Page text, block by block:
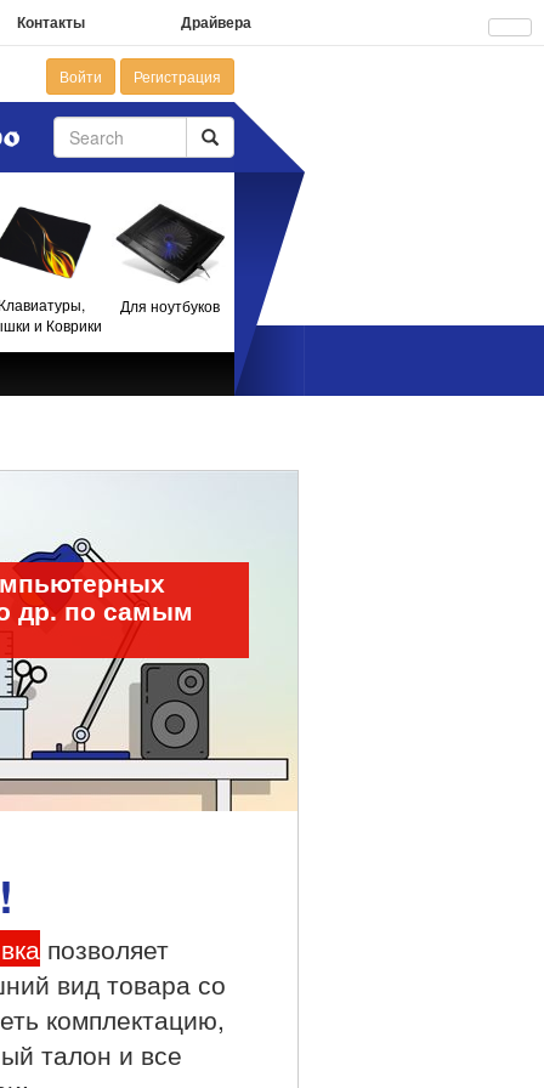
Контакты Драйвера
Войти Регистрация
и Коврики
Для ноутбуков
др. по самым
позволяет
вид товара со
комплектацию,
талон и все